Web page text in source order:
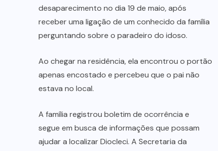
desaparecimento no dia 19 de maio, após
receber uma ligação de um conhecido da família
perguntando sobre o paradeiro do idoso.
Ao chegar na residência, ela encontrou o portão
apenas encostado e percebeu que o pai não
estava no local.
A família registrou boletim de ocorrência e
segue em busca de informações que possam
ajudar a localizar Diocleci. A Secretaria da